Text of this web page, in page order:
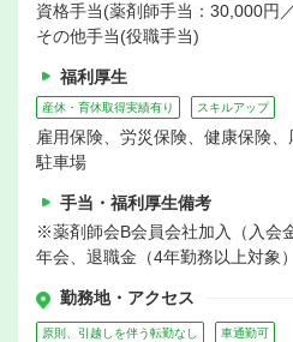
資格手当(薬剤師手当：30,000円
その他手当(役職手当)
福利厚生
産休・育休取得実績有り スキルアップ
雇用保険、労災保険、健康保険
駐車場
手当・福利厚生備考
※薬剤師会B会員会社加入（入会
年会、退職金（4年勤務以上対象）
勤務地・アクセス
原則、引越しを伴う転勤なし 車通勤可